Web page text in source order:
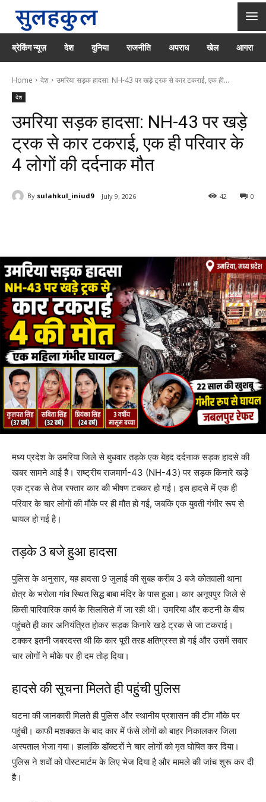
ब्रेकिंग न्यूज़ देश दुनिया राजनीति अपराध खेल आगरा
Home देश उमरिया सड़क हादसा: NH-43 पर खड़े ट्रक से कार टकराई, एक ही...
देश
उमरिया सड़क हादसा: NH-43 पर खड़े
ट्रक से कार टकराई, एक ही परिवार के
4 लोगों की दर्दनाक मौत
By sulahkul_iniud9 July 9, 2026 0
42
मध्य प्रदेश के उमरिया जिले से बुधवार तड़के एक बेहद दर्दनाक सड़क हादसे की
खबर सामने आई है। राष्ट्रीय राजमार्ग-43 (NH-43) पर सड़क किनारे खड़े
एक ट्रक से तेज रफ्तार कार की भीषण टक्कर हो गई। इस हादसे में एक ही
परिवार के चार लोगों की मौके पर ही मौत हो गई, जबकि एक युवती गंभीर रूप से
घायल हो गई है।
तड़के 3 बजे हुआ हादसा
पुलिस के अनुसार, यह हादसा 9 जुलाई की सुबह करीब 3 बजे कोतवाली थाना
क्षेत्र के भरोला गांव स्थित सिद्ध बाबा मंदिर के पास हुआ। कार अनूपपुर जिले से
किसी पारिवारिक कार्य के सिलसिले में जा रही थी। उमरिया और कटनी के बीच
पहुंचते ही कार अनियंत्रित होकर सड़क किनारे खड़े ट्रक से जा टकराई।
टक्कर इतनी जबरदस्त थी कि कार पूरी तरह क्षतिग्रस्त हो गई और उसमें सवार
चार लोगों ने मौके पर ही दम तोड़ दिया।
हादसे की सूचना मिलते ही पहुंची पुलिस
घटना की जानकारी मिलते ही पुलिस और स्थानीय प्रशासन की टीम मौके पर
पहुंची। काफी मशक्कत के बाद कार में फंसे लोगों को बाहर निकालकर जिला
अस्पताल भेजा गया। हालांकि डॉक्टरों ने चार लोगों को मृत घोषित कर दिया।
पुलिस ने शवों को पोस्टमार्टम के लिए भेज दिया है और मामले की जांच शुरू कर दी
है।